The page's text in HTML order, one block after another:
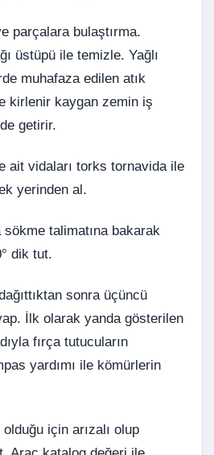
parçalara bulaştırma.
üstüpü ile temizle. Yağlı
muhafaza edilen atık
kirlenir kaygan zemin iş
getirir.
ait vidaları torks tornavida ile
yerinden al.
talimatına bakarak
dik tut.
sonra üçüncü
İlk olarak yanda gösterilen
fırça tutucuların
yardımı ile kömürlerin
için arızalı olup